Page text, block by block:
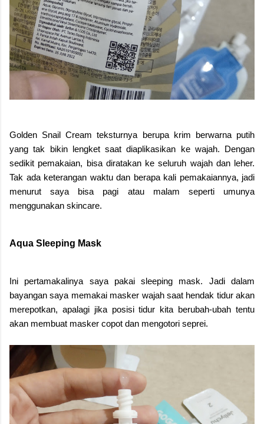
Golden Snail Cream teksturnya berupa krim berwarna putih
yang tak bikin lengket saat diaplikasikan ke wajah. Dengan
sedikit pemakaian, bisa diratakan ke seluruh wajah dan leher.
Tak ada keterangan waktu dan berapa kali pemakaiannya, jadi
menurut saya bisa pagi atau malam seperti umunya
menggunakan skincare.
Aqua Sleeping Mask
Ini pertamakalinya saya pakai sleeping mask. Jadi dalam
bayangan saya memakai masker wajah saat hendak tidur akan
merepotkan, apalagi jika posisi tidur kita berubah-ubah tentu
akan membuat masker copot dan mengotori seprei.